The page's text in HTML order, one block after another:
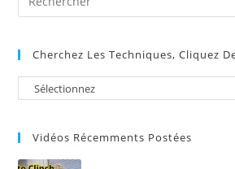
Cherchez Les Techniques, Cliquez
Vidéos Récemments Postées